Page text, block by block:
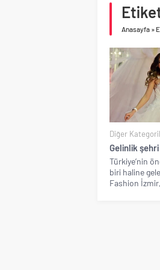
Anasayfa »
Diğer
Gelinlik
Türkiye’nin
biri haline
Fashion